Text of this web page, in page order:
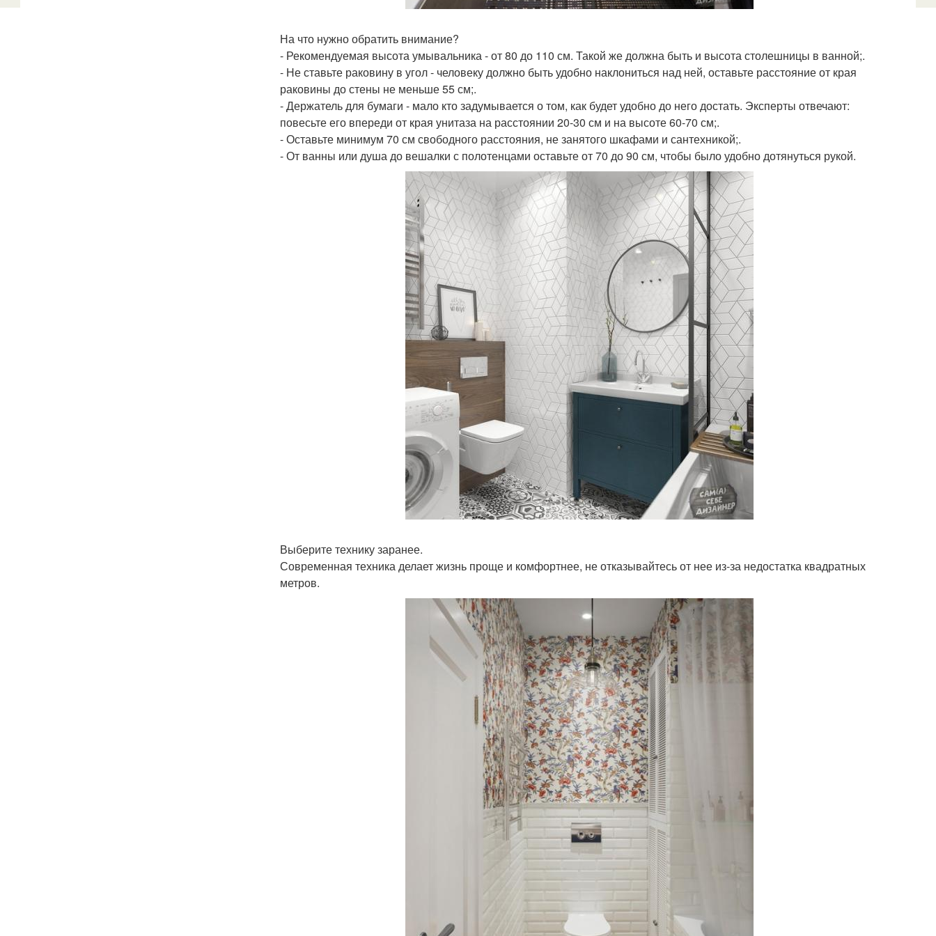
На что нужно обратить внимание?
- Рекомендуемая высота умывальника - от 80 до 110 см. Такой же должна быть и высота столешницы в ванной;.
- Не ставьте раковину в угол - человеку должно быть удобно наклониться над ней, оставьте расстояние от края
раковины до стены не меньше 55 см;.
- Держатель для бумаги - мало кто задумывается о том, как будет удобно до него достать. Эксперты отвечают:
повесьте его впереди от края унитаза на расстоянии 20-30 см и на высоте 60-70 см;.
- Оставьте минимум 70 см свободного расстояния, не занятого шкафами и сантехникой;.
- От ванны или душа до вешалки с полотенцами оставьте от 70 до 90 см, чтобы было удобно дотянуться рукой.
Выберите технику заранее.
Современная техника делает жизнь проще и комфортнее, не отказывайтесь от нее из-за недостатка квадратных
метров.